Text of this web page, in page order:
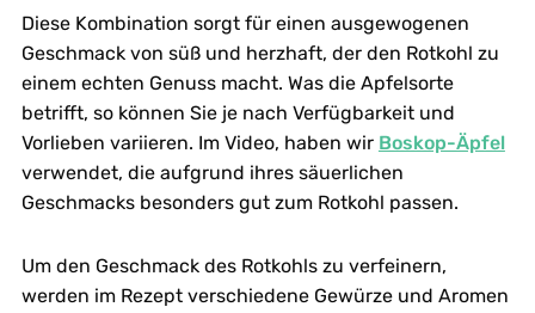
Diese Kombination sorgt für einen ausgewogenen
Geschmack von süß und herzhaft, der den Rotkohl zu
einem echten Genuss macht. Was die Apfelsorte
betrifft, so können Sie je nach Verfügbarkeit und
Vorlieben variieren. Im Video, haben wir Boskop-Äpfel
verwendet, die aufgrund ihres säuerlichen
Geschmacks besonders gut zum Rotkohl passen.
Um den Geschmack des Rotkohls zu verfeinern,
werden im Rezept verschiedene Gewürze und Aromen